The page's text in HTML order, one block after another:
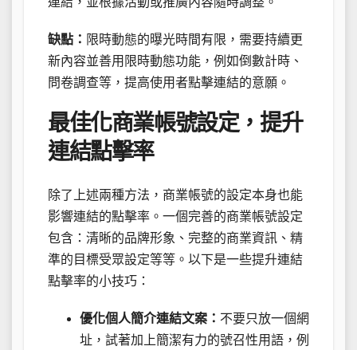
缺點： 限時動態的曝光時間有限，需要持續更
新內容並善用限時動態功能，例如倒數計時、
問卷調查等，提高使用者點擊連結的意願。
最佳化商業帳號設定，提升
連結點擊率
除了上述兩種方法，商業帳號的設定本身也能
影響連結的點擊率。一個完善的商業帳號設定
包含：清晰的品牌形象、完整的商業資訊、精
準的目標受眾設定等等。以下是一些提升連結
點擊率的小技巧：
優化個人簡介連結文案： 不要只放一個網
址，試著加上簡潔有力的號召性用語，例